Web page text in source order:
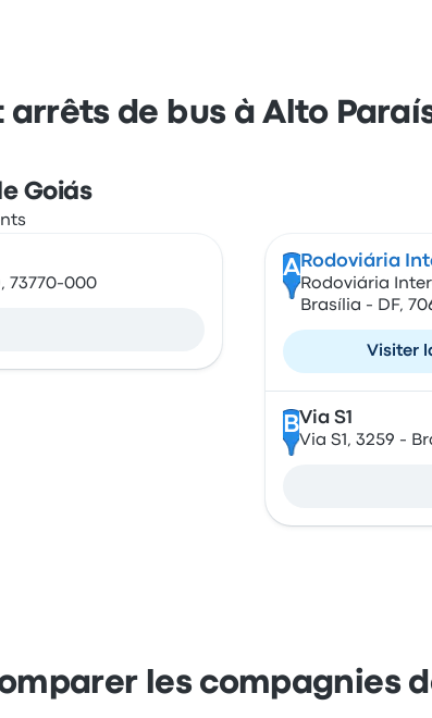
de bus à Alto
Goiás
73770-000
A Rodoviária
Rodoviária
Brasília - DF,
Visiter
BVia S1
Via S1, 3259 -
les compagnies